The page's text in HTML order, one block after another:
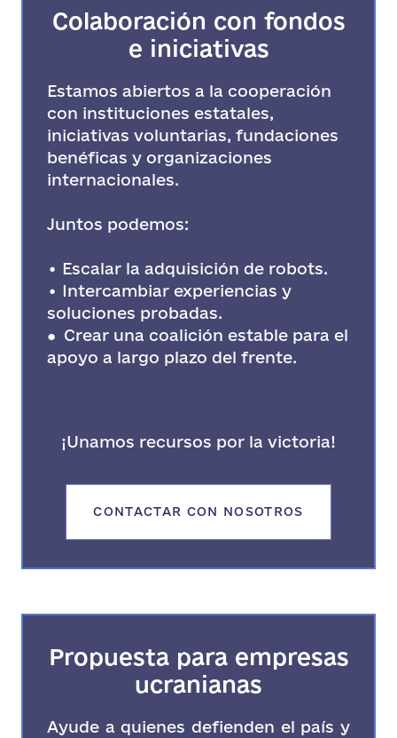
Colaboración con fondos
e iniciativas
Estamos abiertos a la cooperación
con instituciones estatales,
iniciativas voluntarias, fundaciones
benéficas y organizaciones
internacionales.
Juntos podemos:
• Escalar la adquisición de robots.
• Intercambiar experiencias y
soluciones probadas.
● Crear una coalición estable para el
apoyo a largo plazo del frente.
¡Unamos recursos por la victoria!
CONTACTAR CON NOSOTROS
Propuesta para empresas
ucranianas
Ayude a quienes defienden el país y